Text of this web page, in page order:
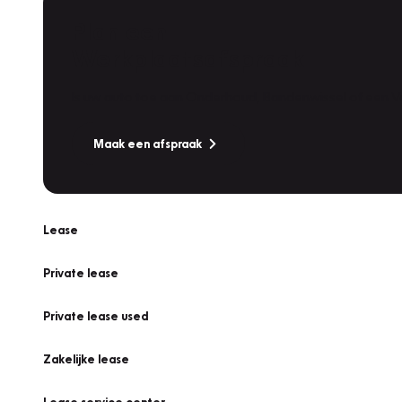
Maak een afspraak
Lease
Private lease
Private lease used
Zakelijke lease